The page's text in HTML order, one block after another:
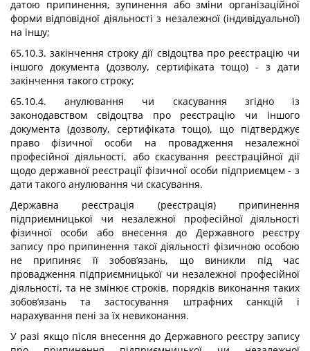
датою припинення, зупинення або зміни організаційної
форми відповідної діяльності з незалежної (індивідуальної)
на іншу;
65.10.3. закінчення строку дії свідоцтва про реєстрацію чи
іншого документа (дозволу, сертифіката тощо) - з дати
закінчення такого строку;
65.10.4. анулювання чи скасування згідно із
законодавством свідоцтва про реєстрацію чи іншого
документа (дозволу, сертифіката тощо), що підтверджує
право фізичної особи на провадження незалежної
професійної діяльності, або скасування реєстраційної дії
щодо державної реєстрації фізичної особи підприємцем - з
дати такого анулювання чи скасування.
Державна реєстрація (реєстрація) припинення
підприємницької чи незалежної професійної діяльності
фізичної особи або внесення до Державного реєстру
запису про припинення такої діяльності фізичною особою
не припиняє її зобов’язань, що виникли під час
провадження підприємницької чи незалежної професійної
діяльності, та не змінює строків, порядків виконання таких
зобов’язань та застосування штрафних санкцій і
нарахування пені за їх невиконання.
У разі якщо після внесення до Державного реєстру запису